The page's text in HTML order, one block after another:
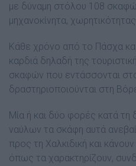
με δύναμη στόλου 108
μηχανοκίνητα,
Κάθε χρόνο από το Πάσχα
καρδιά δηλαδή της
σκαφών που εντάσσονται
δραστηριοποιούνται στη
Μία ή και δύο φορές κατά τη
ναύλων τα σκάφη αυτά
προς τη Χαλκιδική και
όπως τα χαρακτηρίζουν,